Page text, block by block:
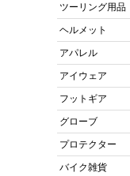
ツーリング用品
ヘルメット
アパレル
アイウェア
フットギア
グローブ
プロテクター
バイク雑貨